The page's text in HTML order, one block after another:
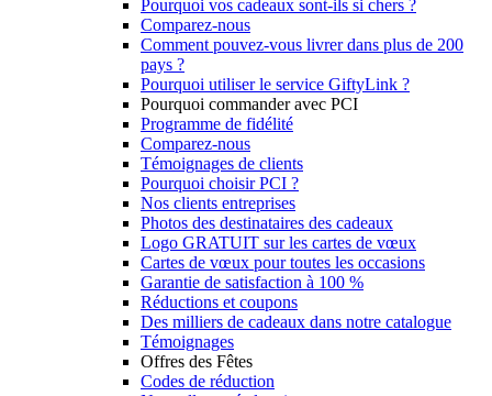
Pourquoi vos cadeaux sont-ils si chers ?
Comparez-nous
Comment pouvez-vous livrer dans plus de 200
pays ?
Pourquoi utiliser le service GiftyLink ?
Pourquoi commander avec PCI
Programme de fidélité
Comparez-nous
Témoignages de clients
Pourquoi choisir PCI ?
Nos clients entreprises
Photos des destinataires des cadeaux
Logo GRATUIT sur les cartes de vœux
Cartes de vœux pour toutes les occasions
Garantie de satisfaction à 100 %
Réductions et coupons
Des milliers de cadeaux dans notre catalogue
Témoignages
Offres des Fêtes
Codes de réduction